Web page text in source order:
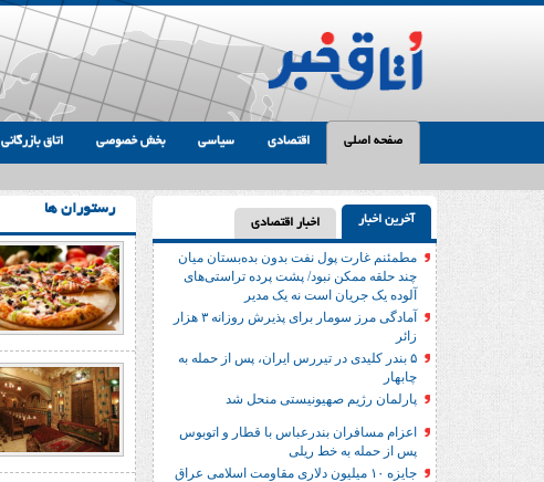
صفحه اصلی اقتصادی سیاسی بخش خصوصی اتاق بازرگانی
آخرین اخبار اخبار اقتصادی
مطمئنم غارت پول نفت بدون بده‌بستان میان
چند حلقه ممکن نبود/ پشت پرده تراستی‌‌های
آلوده یک جریان است نه یک مدیر
آمادگی مرز سومار برای پذیرش روزانه ۳ هزار
زائر
۵ بندر کلیدی در تیررس ایران، پس از حمله به
چابهار
پارلمان رژیم صهیونیستی منحل شد
اعزام مسافران بندرعباس با قطار و اتوبوس
پس از حمله به خط ریلی
جایزه ۱۰ میلیون دلاری مقاومت اسلامی عراق
رستوران ها